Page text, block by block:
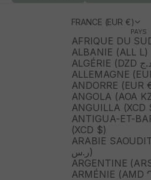
FRANCE (EUR €)
PAYS
AFRIQUE DU
ALBANIE (ALL L)
ALLEMAGNE
ANDORRE (EUR
ANGOLA (AOA
ANGUILLA (XCD
ANTIGUA-ET-
(XCD $)
ARABIE
ر.س)
ARGENTINE
ARMÉNIE (AMD